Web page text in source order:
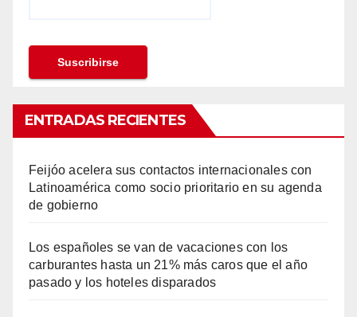
ENTRADAS RECIENTES
Feijóo acelera sus contactos internacionales con
Latinoamérica como socio prioritario en su agenda
de gobierno
Los españoles se van de vacaciones con los
carburantes hasta un 21% más caros que el año
pasado y los hoteles disparados